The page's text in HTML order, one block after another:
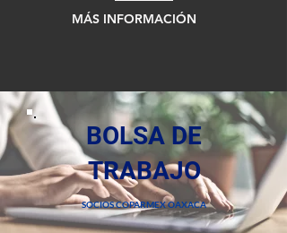
MÁS INFORMACIÓN
BOLSA DE
TRABAJO
SOCIOS COPARMEX OAXACA